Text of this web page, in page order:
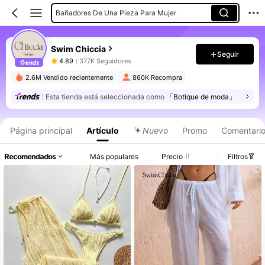
Bañadores De Una Pieza Para Mujer
Kimonos De Mujer
Pareos Para Mujer
Tankinis Para Mujer
Swim Chiccia
4.89 377K Seguidores
Seguir
2.6M Vendido recientemente 860K Recompra
Esta tienda está seleccionada como 「Botique de moda」
Página principal Artículo Nuevo Promo
Recomendados Más populares Precio Filtros